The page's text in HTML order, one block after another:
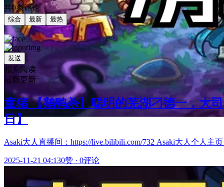
共0条评论
综合 最新 最热
发送
相关阅读
最新更新
童猪 【鹅鸭杀】聪明的芜湖刁德一，大
日】
Asaki大人直播间：https://live.bilibili.com/732 Asaki大人个人主
2025-11-21 04:130赞 · 0评论